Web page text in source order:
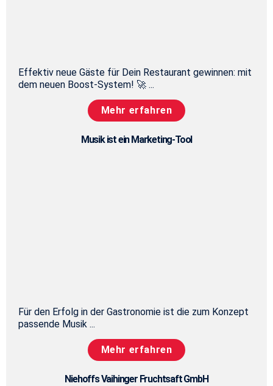
Effektiv neue Gäste für Dein Restaurant gewinnen: mit
dem neuen Boost-System! 🚀 ...
Mehr erfahren
Musik ist ein Marketing-Tool
Für den Erfolg in der Gastronomie ist die zum Konzept
passende Musik ...
Mehr erfahren
Niehoffs Vaihinger Fruchtsaft GmbH